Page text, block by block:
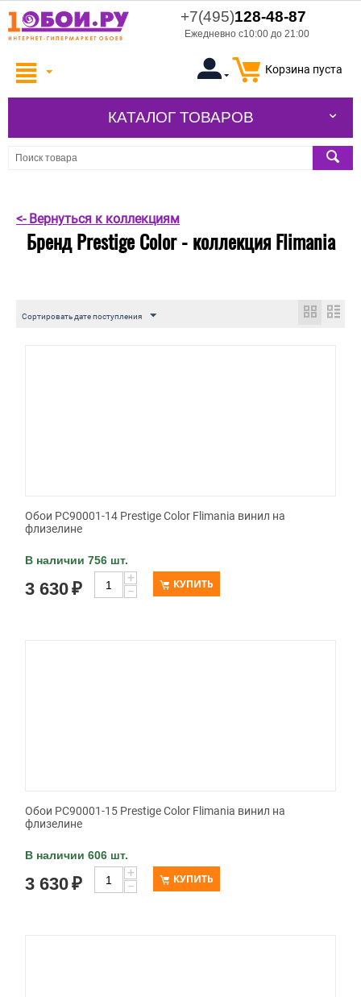
+7(495)128-48-87
Ежедневно с10:00 до 21:00
Корзина пуста
КАТАЛОГ ТОВАРОВ
<- Вернуться к коллекциям
Бренд Prestige Color - коллекция Flimania
Сортировать дате поступления
Обои PC90001-14 Prestige Color Flimania винил на
флизелине
В наличии 756 шт.
3 630₽
+
−
КУПИТЬ
Обои PC90001-15 Prestige Color Flimania винил на
флизелине
В наличии 606 шт.
3 630₽
+
−
КУПИТЬ